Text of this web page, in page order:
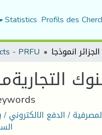
Statistics Profils des
- PRFU
/ الدفع الالكتروني /